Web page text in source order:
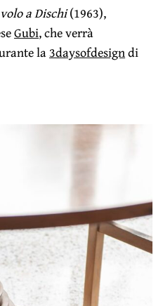
a Dischi(1963),
Gubi, che verrà
la3daysofdesigndi